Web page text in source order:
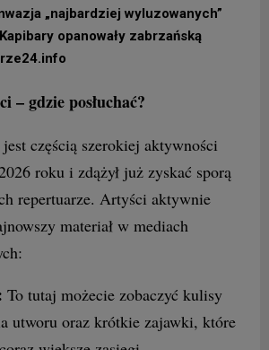
„najbardziej wyluzowanych”
opanowały zabrzańską
– gdzie posłuchać?
częścią szerokiej aktywności
roku i zdążył już zyskać sporą
repertuarze. Artyści aktywnie
materiał w mediach
To tutaj możecie zobaczyć kulisy
utworu oraz krótkie zajawki, które